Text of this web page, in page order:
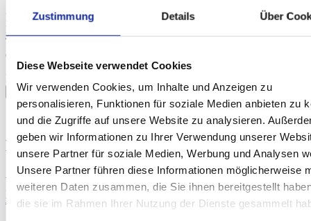
Zustimmung Details Über
Diese Webseite verwendet Cookies
Wir verwenden Cookies, um Inhalte und Anzeigen zu
personalisieren, Funktionen für soziale Medien anbieten zu
und die Zugriffe auf unsere Website zu analysieren.
geben wir Informationen zu Ihrer Verwendung unserer
unsere Partner für soziale Medien, Werbung und Analysen
Unsere Partner führen diese Informationen möglicherweise
weiteren Daten zusammen, die Sie ihnen bereitgestellt
die sie im Rahmen Ihrer Nutzung der Dienste gesammelt
Die Übermittlung Ihrer Daten an den externen Anbieter wird so
lange verhindert, bis Sie aktiv auf diesen Hinweis klicken.
Technisch gesehen wird der Inhalt erst nach dem Klick
eingebunden.
Inhalt von YouTube erlauben
Kammermusiksaal
Herbert-von-Karajan-Straße 1
10785 Berlin
zum Routenplaner mehr Infos